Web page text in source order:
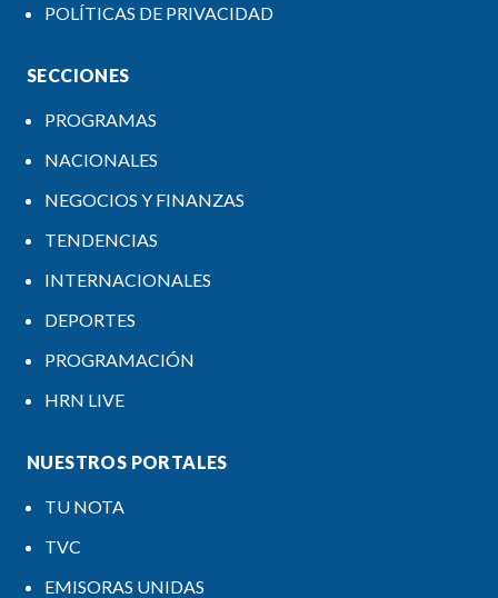
POLÍTICAS DE PRIVACIDAD
SECCIONES
PROGRAMAS
NACIONALES
NEGOCIOS Y FINANZAS
TENDENCIAS
INTERNACIONALES
DEPORTES
PROGRAMACIÓN
HRN LIVE
NUESTROS PORTALES
TU NOTA
TVC
EMISORAS UNIDAS